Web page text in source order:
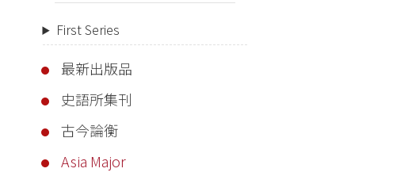
First Series
最新出版品
史語所集刊
古今論衡
Asia Major